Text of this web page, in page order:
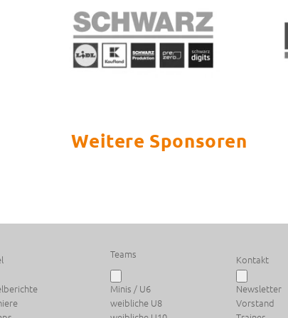
Weitere Sponsoren
Teams
Minis / U6
weibliche U8
Kontakt
Newsletter
Vorstand